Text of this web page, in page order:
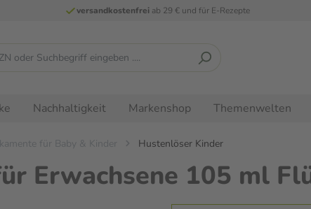
versandkostenfreiab 29 € und für E-Rezepte
Nachhaltigkeit Markenshop Themenwelten
für Baby & Kinder Hustenlöser Kinder
Erwachsene 105 ml